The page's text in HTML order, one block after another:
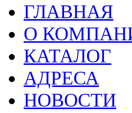
ГЛАВНАЯ
О
КАТАЛОГ
АДРЕСА
НОВОСТИ